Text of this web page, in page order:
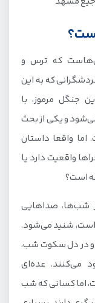
که ترس و
که به این
جنگل مرموز، با
و یکی از بحث
واقعا داستان
واقعیت دارد یا
است؟
شب‌ها، صداهایی
است، شنید می‌شود.
و در دل سکوت شب،
می‌کنند. عده‌ای
اما کسانی که شب